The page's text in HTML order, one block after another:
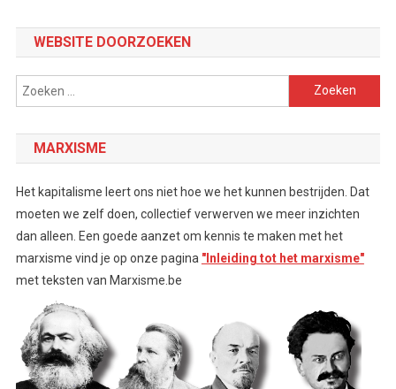
WEBSITE DOORZOEKEN
Zoeken
naar:
MARXISME
Het kapitalisme leert ons niet hoe we het kunnen bestrijden. Dat
moeten we zelf doen, collectief verwerven we meer inzichten
dan alleen. Een goede aanzet om kennis te maken met het
marxisme vind je op onze pagina "Inleiding tot het marxisme"
met teksten van Marxisme.be